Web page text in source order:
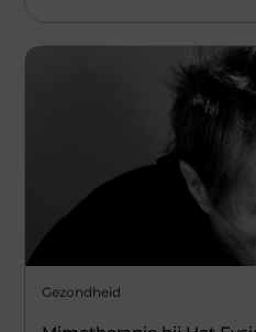
Gezondheid